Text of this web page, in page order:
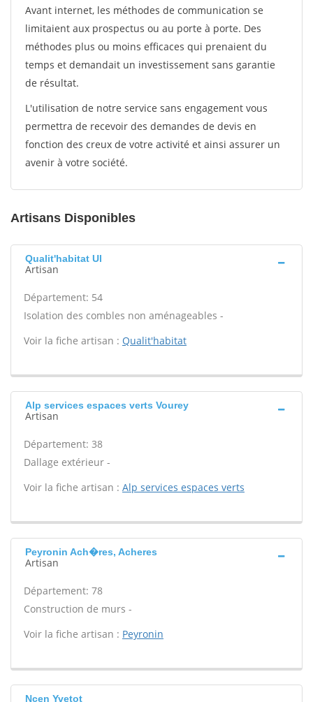
Avant internet, les méthodes de communication se
limitaient aux prospectus ou au porte à porte. Des
méthodes plus ou moins efficaces qui prenaient du
temps et demandait un investissement sans garantie
de résultat.
L'utilisation de notre service sans engagement vous
permettra de recevoir des demandes de devis en
fonction des creux de votre activité et ainsi assurer un
avenir à votre société.
Artisans Disponibles
Qualit'habitat Ul
Artisan
Département: 54
Isolation des combles non aménageables -
Voir la fiche artisan : Qualit'habitat
Alp services espaces verts Vourey
Artisan
Département: 38
Dallage extérieur -
Voir la fiche artisan : Alp services espaces verts
Peyronin Ach�res, Acheres
Artisan
Département: 78
Construction de murs -
Voir la fiche artisan : Peyronin
Ncen Yvetot